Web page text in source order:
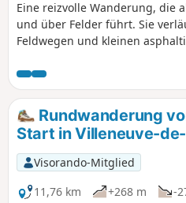
Eine reizvolle Wanderung, die
und über Felder führt. Sie
Feldwegen und kleinen
Abschnitte und ist daher nicht
Rundwanderung
Start in Villeneuve-
Visorando-Mitglied
11,76 km
+268 m
-